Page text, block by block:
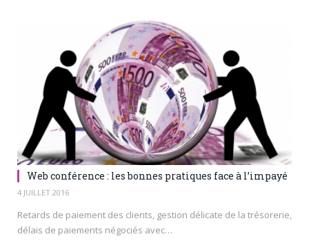
Web conférence : les bonnes pratiques face à l’impayé
4 JUILLET 2016
Retards de paiement des clients, gestion délicate de la trésorerie,
délais de paiements négociés avec…